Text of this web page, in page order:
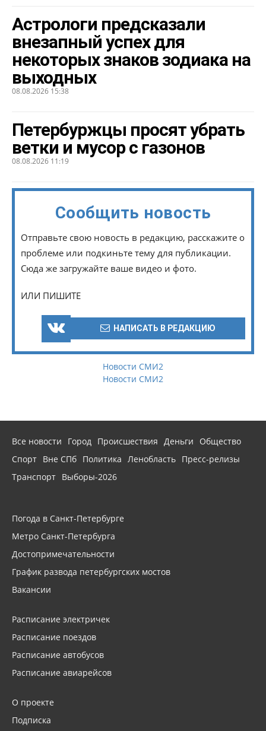
Астрологи предсказали
внезапный успех для
некоторых знаков зодиака на
выходных
08.08.2026 15:38
Петербуржцы просят убрать
ветки и мусор с газонов
08.08.2026 11:19
Сообщить новость
Отправьте свою новость в редакцию, расскажите о
проблеме или подкиньте тему для публикации.
Сюда же загружайте ваше видео и фото.
ИЛИ ПИШИТЕ
НАПИСАТЬ В РЕДАКЦИЮ
Новости СМИ2
Новости СМИ2
Все новости Город Происшествия Деньги
Общество
Спорт Вне СПб Политика Ленобласть Пресс-релизы
Транспорт Выборы-2026
Погода в Санкт-Петербурге
Метро Санкт-Петербурга
Достопримечательности
График развода петербургских мостов
Вакансии
Расписание электричек
Расписание поездов
Расписание автобусов
Расписание авиарейсов
О проекте
Подписка